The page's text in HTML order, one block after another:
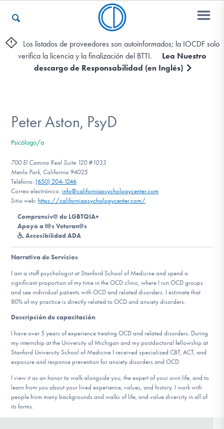
Otros Recursos
Encontrar Ayuda
Aprender Más sobre el TOC
Involucrarte
Los listados de proveedores son autoinformados; la IOCDF solo
verifica la licencia y la finalización del BTTI.
Lea Nuestro
descargo de Responsabilidad (en Inglés)
Peter Aston, PsyD
Psicólogo/a
700 El Camino Real Suite 120 #1033
Menlo Park, California 94025
Teléfono: (650) 204-1246
Correo electrónico:info@californiapsychologycenter.com
Sitio web: https://californiapsychologycenter.com/
Comprensiv@ de LGBTQIA+
Apoyo a l@s Veteran@s
Accesibilidad ADA
Narrativa de Servicios:
I am a staff psychologist at Stanford School of Medicine and spend a
significant proportion of my time in the OCD clinic, where I run OCD groups
and see individual patients with OCD and related disorders. I estimate that
80% of my practice is directly related to OCD and anxiety disorders.
Descripción de capacitación:
I have over 5 years of experience treating OCD and related disorders. During
my internship at the University of Michigan and my postdoctoral fellowship at
Stanford University School of Medicine I received specialized CBT, ACT, and
exposure and response prevention for anxiety disorders and OCD.
I view it as an honor to walk alongside you, the expert of your own life, and to
learn from you about your lived experience, values, and history. I work with
people from many backgrounds and walks of life, and value diversity in all of
its forms.